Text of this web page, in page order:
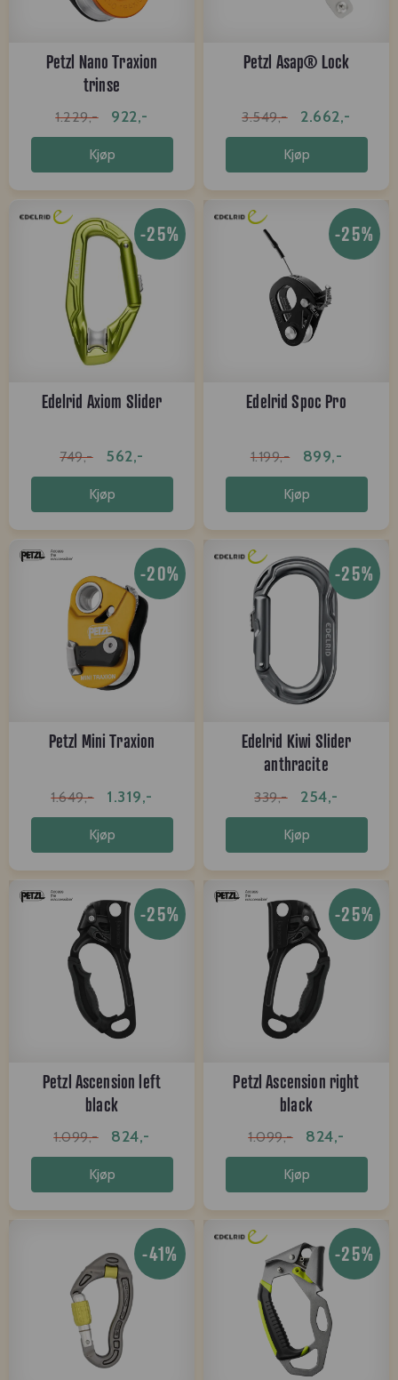
Petzl Nano Traxion
trinse
1.229,- 922,-
Kjøp
Petzl Asap® Lock
3.549,- 2.662,-
Kjøp
-25%
Edelrid Axiom Slider
749,- 562,-
Kjøp
-25%
Edelrid Spoc Pro
1.199,- 899,-
Kjøp
-20%
Petzl Mini Traxion
1.649,- 1.319,-
Kjøp
-25%
Edelrid Kiwi Slider
anthracite
339,- 254,-
Kjøp
-25%
Petzl Ascension left
black
1.099,- 824,-
Kjøp
-25%
Petzl Ascension right
black
1.099,- 824,-
Kjøp
-41% -25%